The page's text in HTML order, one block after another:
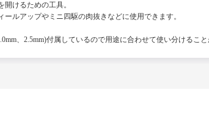
開けるための工具。
ールアップやミニ四駆の肉抜きなどに使用できます。
、2.5mm)付属しているので用途に合わせて使い分けること